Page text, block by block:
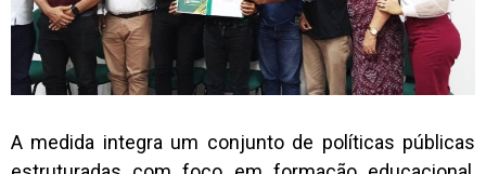
A medida integra um conjunto de políticas públicas